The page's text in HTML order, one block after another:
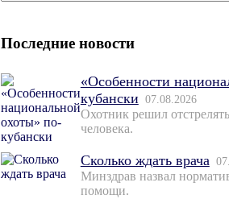
Последние новости
«Особенности
кубански 07.08.2026
Охотник решил
человека.
Сколько ждать врача
Минздрав назвал
помощи.